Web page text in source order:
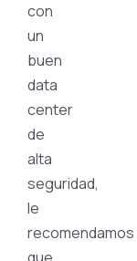
con
un
buen
data
center
de
alta
seguridad,
le
recomendamos